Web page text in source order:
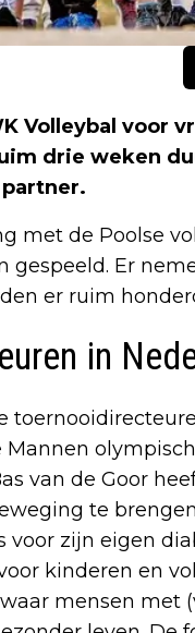
Volleybal voor
drie weken
met de Poolse
gespeeld. Er
er ruim
in
van de Goor
te
voor zijn eigen
kinderen en
mensen met